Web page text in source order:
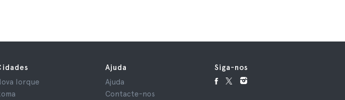
Iorque
Ajuda
Ajuda
Contacte-nos
Siga-nos